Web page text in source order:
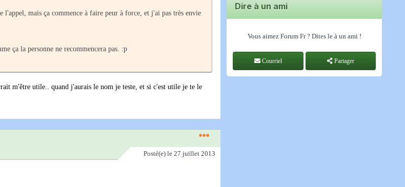
mais ça commence à faire peur à force, et j'ai pas très envie
ça la personne ne recommencera pas. :p
m'être utile.. quand j'aurais le nom je teste, et si c'est utile je te le
Posté(e) le 27 juillet 2013
Dire à un ami
Vous aimez Forum Fr ? Dites le à un ami !
Courriel Partager